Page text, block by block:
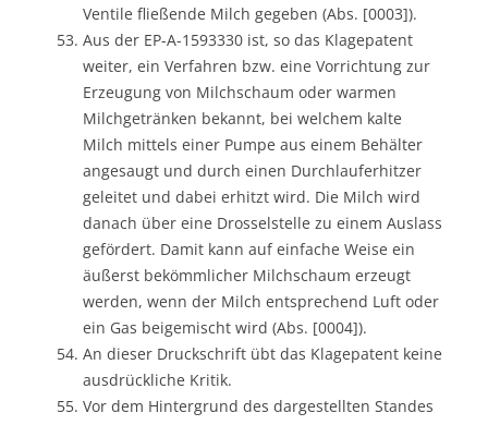
Ventile fließende Milch gegeben (Abs. [0003]).
Aus der EP-A-1593330 ist, so das Klagepatent
weiter, ein Verfahren bzw. eine Vorrichtung zur
Erzeugung von Milchschaum oder warmen
Milchgetränken bekannt, bei welchem kalte
Milch mittels einer Pumpe aus einem Behälter
angesaugt und durch einen Durchlauferhitzer
geleitet und dabei erhitzt wird. Die Milch wird
danach über eine Drosselstelle zu einem Auslass
gefördert. Damit kann auf einfache Weise ein
äußerst bekömmlicher Milchschaum erzeugt
werden, wenn der Milch entsprechend Luft oder
ein Gas beigemischt wird (Abs. [0004]).
An dieser Druckschrift übt das Klagepatent keine
ausdrückliche Kritik.
Vor dem Hintergrund des dargestellten Standes